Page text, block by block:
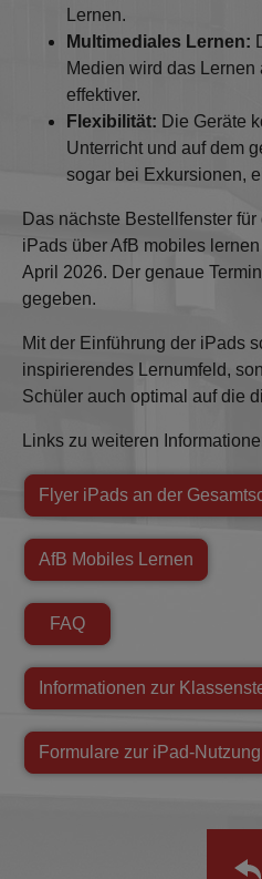
Lernen.
Multimediales Lernen:
Medien wird das
effektiver.
Flexibilität: Die Geräte
Unterricht und auf dem
sogar bei Exkursionen,
Das nächste Bestellfenster
iPads über AfB mobiles
April 2026. Der genaue
gegeben.
Mit der Einführung der iPads
inspirierendes Lernumfeld,
Schüler auch optimal auf die
Links zu weiteren
Flyer iPads an der
AfB Mobiles Lernen
FAQ
Informationen zur
Formulare zur iPad-